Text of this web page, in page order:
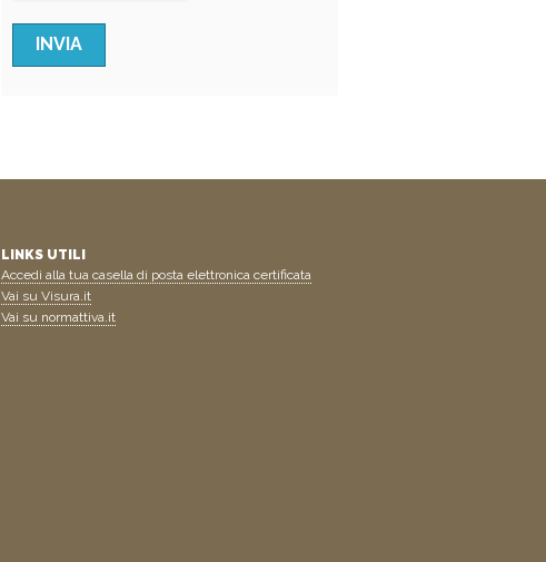
LINKS UTILI
Accedi alla tua casella di posta elettronica certificata
Vai su Visura.it
Vai su normattiva.it